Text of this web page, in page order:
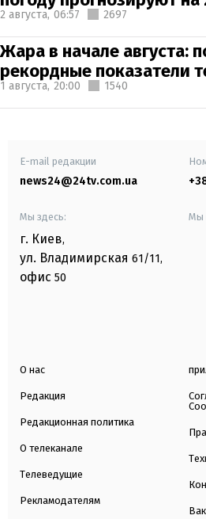
2 августа, 06:57 2697
Жара в начале августа:
рекордные показатели
1 августа, 20:00 1540
E-mail редакции
news24@24tv.com.ua
Мы здесь:
г. Киев,
ул. Владимирская 61/11,
офис 50
Мы
О нас
Редакция
Редакционная политика
О телеканале
Телеведущие
Рекламодателям